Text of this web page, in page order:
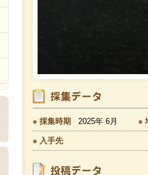
採集時期 2025年 6月
入手先